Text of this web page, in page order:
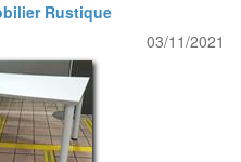
Rustique
03/11/2021